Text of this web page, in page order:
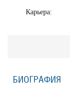
Карьера:
БИОГРАФИЯ